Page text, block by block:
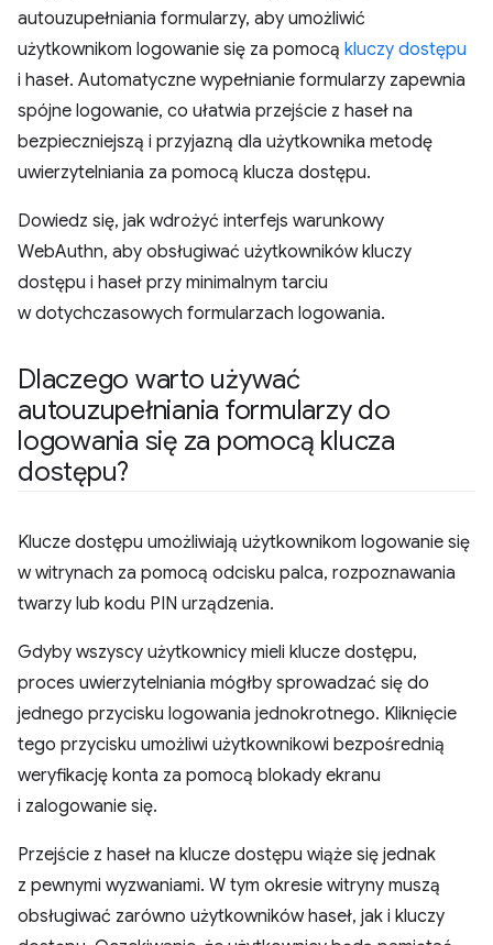
autouzupełniania formularzy, aby umożliwić
użytkownikom logowanie się za pomocą kluczy dostępu
i haseł. Automatyczne wypełnianie formularzy zapewnia
spójne logowanie, co ułatwia przejście z haseł na
bezpieczniejszą i przyjazną dla użytkownika metodę
uwierzytelniania za pomocą klucza dostępu.
Dowiedz się, jak wdrożyć interfejs warunkowy
WebAuthn, aby obsługiwać użytkowników kluczy
dostępu i haseł przy minimalnym tarciu
w dotychczasowych formularzach logowania.
Dlaczego warto używać
autouzupełniania formularzy do
logowania się za pomocą klucza
dostępu?
Klucze dostępu umożliwiają użytkownikom logowanie się
w witrynach za pomocą odcisku palca, rozpoznawania
twarzy lub kodu PIN urządzenia.
Gdyby wszyscy użytkownicy mieli klucze dostępu,
proces uwierzytelniania mógłby sprowadzać się do
jednego przycisku logowania jednokrotnego. Kliknięcie
tego przycisku umożliwi użytkownikowi bezpośrednią
weryfikację konta za pomocą blokady ekranu
i zalogowanie się.
Przejście z haseł na klucze dostępu wiąże się jednak
z pewnymi wyzwaniami. W tym okresie witryny muszą
obsługiwać zarówno użytkowników haseł, jak i kluczy